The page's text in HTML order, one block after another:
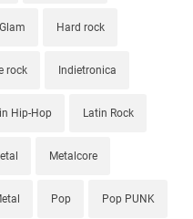
Glam Hard rock
rock Indietronica
Hip-Hop Latin Rock
Metalcore
Pop Pop PUNK